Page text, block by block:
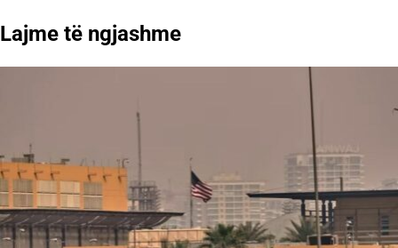
Lajme të ngjashme